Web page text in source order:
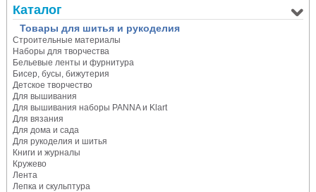
Каталог
Товары для шитья и рукоделия
Строительные материалы
Наборы для творчества
Бельевые ленты и фурнитура
Бисер, бусы, бижутерия
Детское творчество
Для вышивания
Для вышивания наборы PANNA и Klart
Для вязания
Для дома и сада
Для рукоделия и шитья
Книги и журналы
Кружево
Лента
Лепка и скульптура